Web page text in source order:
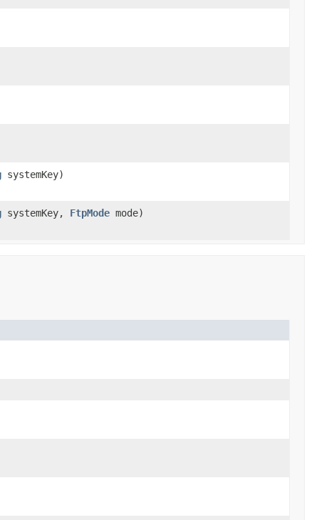
systemKey)
systemKey, FtpMode mode)